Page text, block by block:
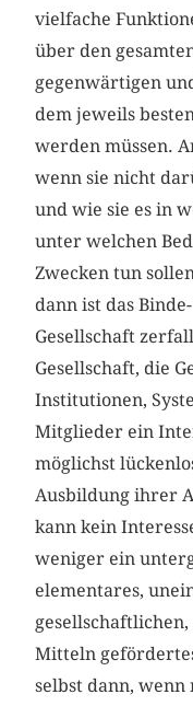
vielfache
über den
gegenwärtigen
dem jeweils
werden müssen.
wenn sie nicht
und wie sie es in
unter welchen
Zwecken tun
dann ist das
Gesellschaft
Gesellschaft, die
Institutionen,
Mitglieder ein
möglichst
Ausbildung ihrer
kann kein
weniger ein
elementares,
Mitteln
selbst dann,